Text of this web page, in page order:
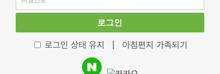
로그인
로그인 상태 유지 아침편지 가족되기